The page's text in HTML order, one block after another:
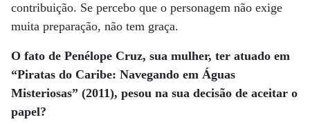
contribuição. Se percebo que o personagem não exige
muita preparação, não tem graça.
O fato de Penélope Cruz, sua mulher, ter atuado em
“Piratas do Caribe: Navegando em Águas
Misteriosas” (2011), pesou na sua decisão de aceitar o
papel?